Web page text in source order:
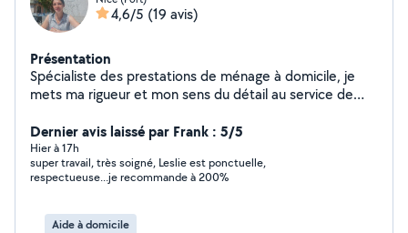
4,6/5 (19 avis)
Présentation
Spécialiste des prestations de ménage à domicile, je
mets ma rigueur et mon sens du détail au service de
de votre intérieur comme si c'était le mien, en veillant à
la propreté absolue de chaque pièce. Discrète et digne
de confiance, mon objectif est de vous décharger du
quotidien pour vous permettre de retrouver une maison
Dernier avis laissé par Frank : 5/5
Hier à 17h
super travail, très soigné, Leslie est ponctuelle,
respectueuse...je recommande à 200%
Aide à domicile